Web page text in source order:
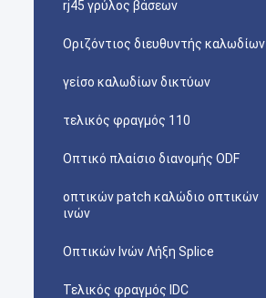
rj45 γρύλος βάσεων
Οριζόντιος διευθυντής καλωδίων
γείσο καλωδίων δικτύων
τελικός φραγμός 110
Οπτικό πλαίσιο διανομής ODF
οπτικών patch καλώδιο οπτικών
ινών
Οπτικών Ινών Λήξη Splice
Τελικός φραγμός IDC